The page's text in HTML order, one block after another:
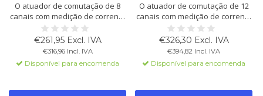
O atuador de comutação de 8
canais com medição de corrente
até 16 A por canal oferece
controle preciso, suporte C-Load
(140 µF) e medidor de energia
gestão energética.
€261,95 Excl. IVA
€316,96 Incl. IVA
Disponível para encomenda
O atuador de comutação de 12
canais com medição de corrente
até 16 A por canal oferece
controle confiável, suporte C-
Load (140 µF) e medidor de
€326,30 Excl. IVA
€394,82 Incl. IVA
Disponível para encomenda